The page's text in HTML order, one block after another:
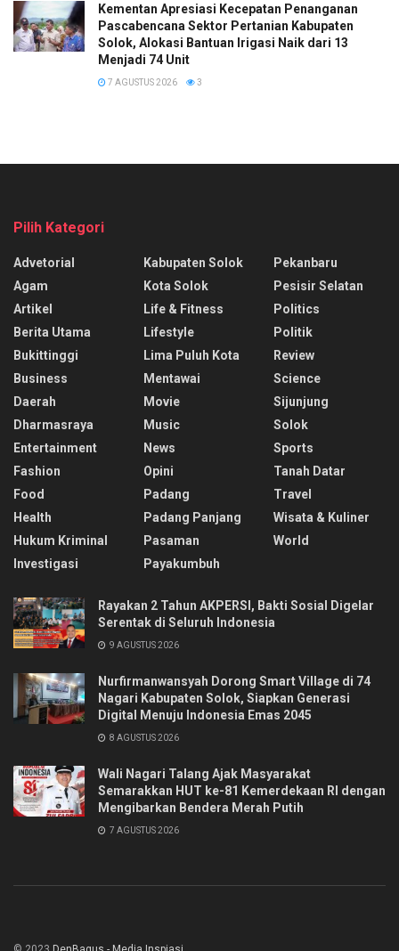
Kementan Apresiasi Kecepatan Penanganan
Pascabencana Sektor Pertanian Kabupaten
Solok, Alokasi Bantuan Irigasi Naik dari 13
Menjadi 74 Unit
7 AGUSTUS 2026 3
Pilih Kategori
Advetorial
Agam
Artikel
Berita Utama
Bukittinggi
Business
Daerah
Dharmasraya
Entertainment
Fashion
Food
Health
Hukum Kriminal
Investigasi
Kabupaten Solok
Kota Solok
Life & Fitness
Lifestyle
Lima Puluh Kota
Mentawai
Movie
Music
News
Opini
Padang
Padang Panjang
Pasaman
Payakumbuh
Pekanbaru
Pesisir Selatan
Politics
Politik
Review
Science
Sijunjung
Solok
Sports
Tanah Datar
Travel
Wisata & Kuliner
World
Rayakan 2 Tahun AKPERSI, Bakti Sosial Digelar
Serentak di Seluruh Indonesia
9 AGUSTUS 2026
Nurfirmanwansyah Dorong Smart Village di 74
Nagari Kabupaten Solok, Siapkan Generasi
Digital Menuju Indonesia Emas 2045
8 AGUSTUS 2026
Wali Nagari Talang Ajak Masyarakat
Semarakkan HUT ke-81 Kemerdekaan RI dengan
Mengibarkan Bendera Merah Putih
7 AGUSTUS 2026